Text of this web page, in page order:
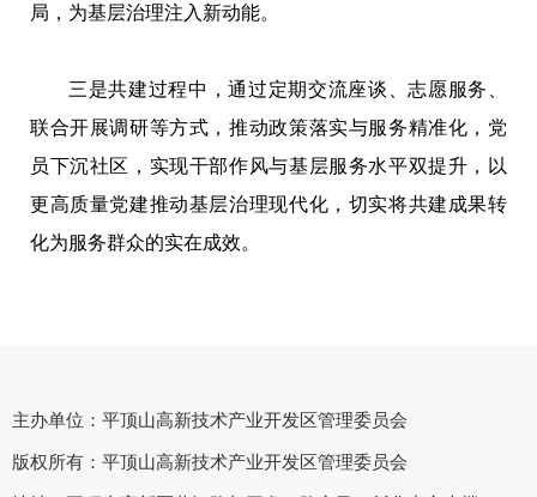
局，为基层治理注入新动能。
三是共建过程中，通过定期交流座谈、志愿服务、
联合开展调研等方式，推动政策落实与服务精准化，党
员下沉社区，实现干部作风与基层服务水平双提升，以
更高质量党建推动基层治理现代化，切实将共建成果转
化为服务群众的实在成效。
主办单位：平顶山高新技术产业开发区管理委员会
版权所有：平顶山高新技术产业开发区管理委员会